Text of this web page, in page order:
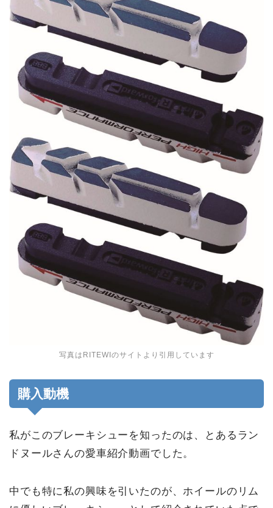
写真はRITEWIのサイトより引用しています
購入動機
私がこのブレーキシューを知ったのは、とあるラン
ドヌールさんの愛車紹介動画でした。
中でも特に私の興味を引いたのが、ホイールのリム